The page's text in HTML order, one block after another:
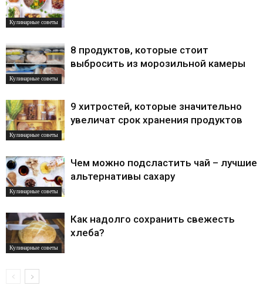
Кулинарные советы
Кулинарные советы
8 продуктов, которые стоит
выбросить из морозильной камеры
Кулинарные советы
9 хитростей, которые значительно
увеличат срок хранения продуктов
Кулинарные советы
Чем можно подсластить чай – лучшие
альтернативы сахару
Кулинарные советы
Как надолго сохранить свежесть
хлеба?